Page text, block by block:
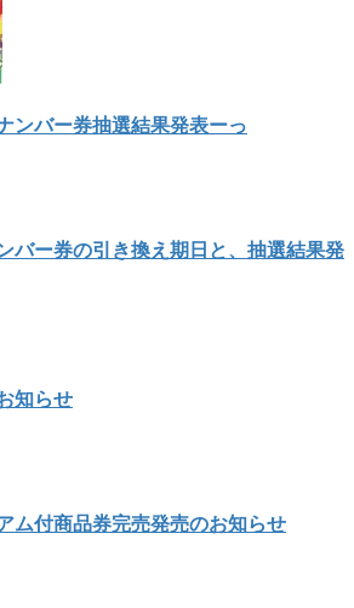
ンバー券抽選結果発表ーっ
バー券の引き換え期日と、抽選結果発
知らせ
ム付商品券完売発売のお知らせ